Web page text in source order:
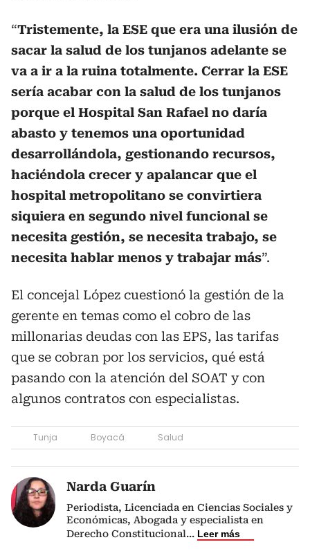
“Tristemente, la ESE que era una ilusión de
sacar la salud de los tunjanos adelante se
va a ir a la ruina totalmente. Cerrar la ESE
sería acabar con la salud de los tunjanos
porque el Hospital San Rafael no daría
abasto y tenemos una oportunidad
desarrollándola, gestionando recursos,
haciéndola crecer y apalancar que el
hospital metropolitano se convirtiera
siquiera en segundo nivel funcional se
necesita gestión, se necesita trabajo, se
necesita hablar menos y trabajar más”.
El concejal López cuestionó la gestión de la
gerente en temas como el cobro de las
millonarias deudas con las EPS, las tarifas
que se cobran por los servicios, qué está
pasando con la atención del SOAT y con
algunos contratos con especialistas.
Tunja Boyacá Salud
Narda Guarín
Periodista, Licenciada en Ciencias Sociales y
Económicas, Abogada y especialista en
Derecho Constitucional... Leer más